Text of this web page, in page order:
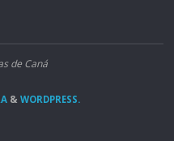
de Caná
& WORDPRESS.